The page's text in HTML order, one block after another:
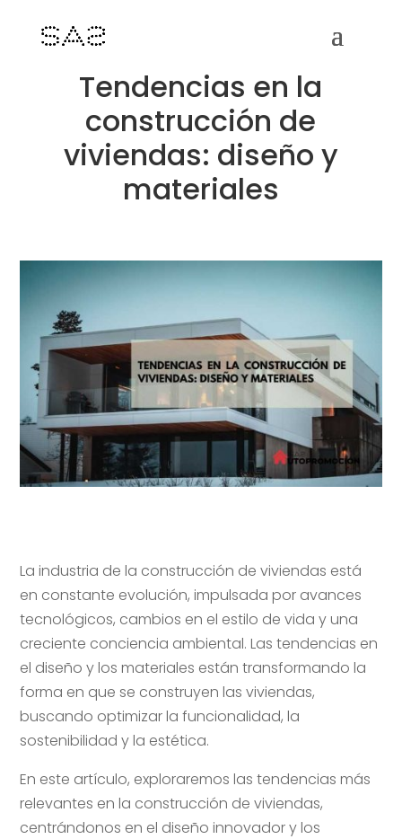
Tendencias en la
construcción de
viviendas: diseño y
materiales
La industria de la construcción de viviendas está
en constante evolución, impulsada por avances
tecnológicos, cambios en el estilo de vida y una
creciente conciencia ambiental. Las tendencias en
el diseño y los materiales están transformando la
forma en que se construyen las viviendas,
buscando optimizar la funcionalidad, la
sostenibilidad y la estética.
En este artículo, exploraremos las tendencias más
relevantes en la construcción de viviendas,
centrándonos en el diseño innovador y los